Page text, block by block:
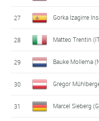
27 Gorka Izagirre
28 Matteo Trentin
29 Bauke Mollema
30 Gregor
31 Marcel Sieberg